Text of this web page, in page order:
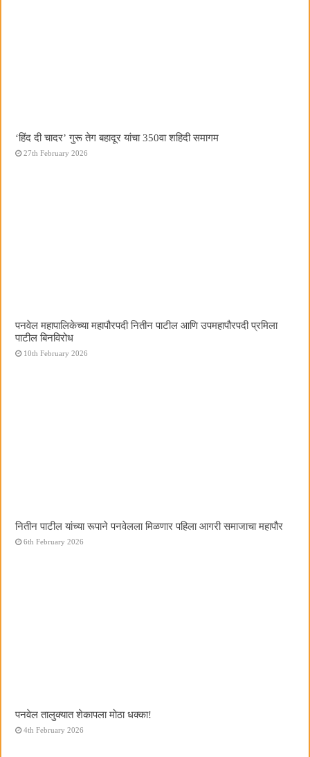
‘हिंद दी चादर’ गुरू तेग बहादूर यांचा 350वा शहिदी समागम
27th February 2026
पनवेल महापालिकेच्या महापौरपदी नितीन पाटील आणि उपमहापौरपदी प्रमिला
पाटील बिनविरोध
10th February 2026
नितीन पाटील यांच्या रूपाने पनवेलला मिळणार पहिला आगरी समाजाचा महापौर
6th February 2026
पनवेल तालुक्यात शेकापला मोठा धक्का!
4th February 2026